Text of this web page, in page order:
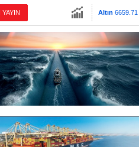
Altın 6659.71
Euro55.1258